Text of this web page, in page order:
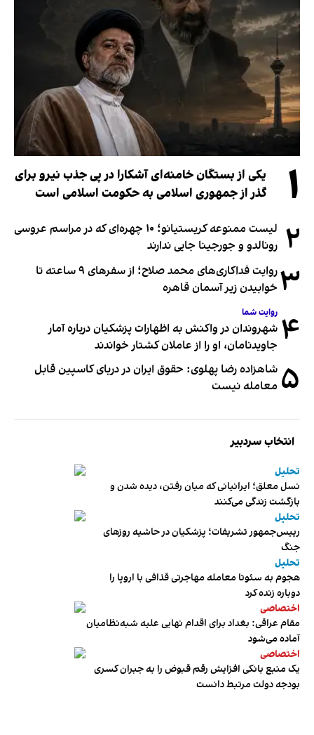
۱
یکی از بستگان خامنه‌ای آشکارا در پی جذب نیرو برای
گذر از جمهوری اسلامی به حکومت اسلامی است
۲
لیست ممنوعه کریستیانو؛ ۱۰ چهره‌ای که در مراسم عروسی
رونالدو و جورجینا جایی ندارند
۳
روایت فداکاری‌های محمد صلاح؛ از سفرهای ۹ ساعته تا
خوابیدن زیر آسمان قاهره
۴ روایت شما
شهروندان در واکنش به اظهارات پزشکیان درباره آمار
جاویدنامان، او را از عاملان کشتار خواندند
۵ شاهزاده رضا پهلوی: حقوق ایران در دریای کاسپین قابل
معامله نیست
انتخاب سردبیر
تحلیل
نسل معلق؛ ایرانیانی که میان رفتن، دیده شدن و
بازگشت زندگی می‌کنند
تحلیل
رییس‌جمهور تشریفات؛ پزشکیان در حاشیه روزهای
جنگ
تحلیل
هجوم به سئوتا معامله مهاجرتی قذافی با اروپا را
دوباره زنده کرد
اختصاصی
مقام عراقی: بغداد برای اقدام نهایی علیه شبه‌نظامیان
آماده می‌شود
اختصاصی
یک منبع بانکی افزایش رقم قبوض را به جبران کسری
بودجه دولت مرتبط دانست